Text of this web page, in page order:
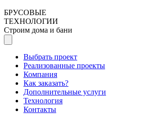
БРУСОВЫЕ
ТЕХНОЛОГИИ
Строим дома и бани
Выбрать проект
Реализованные проекты
Компания
Как заказать?
Дополнительные услуги
Технология
Контакты